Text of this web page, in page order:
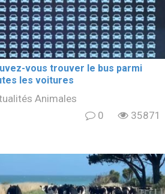
vous trouver le bus parmi
les voitures
Animales
0
35871